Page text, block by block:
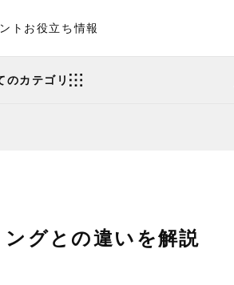
ト お役立ち情報
のカテゴリ
グとの違いを解説